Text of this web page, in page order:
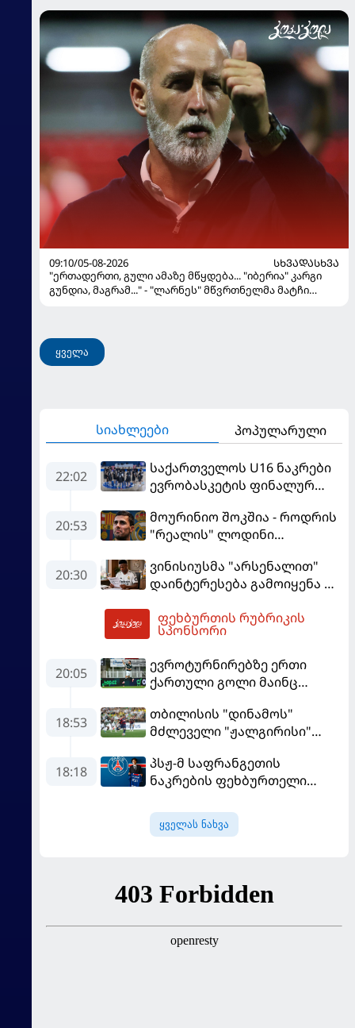
09:10/05-08-2026
ᲡᲮᲕᲐᲓᲐᲡᲮᲕᲐ
"ერთადერთი, გული ამაზე მწყდება... "იბერია" კარგი
გუნდია, მაგრამ..." - "ლარნეს" მწვრთნელმა მატჩი
ყველა
სიახლეები პოპულარული
22:02
საქართველოს U16 ნაკრები
ევრობასკეტის ფინალურ
ასპარეზობას იწყებს
20:53
მოურინიო შოკშია - როდრის
"რეალის" ლოდინი
"ბარსელონაში" გადადის
20:30
ვინისიუსმა "არსენალით"
დაინტერესება გამოიყენა და
მომგებიანად გააგრძელა
ფეხბურთის რუბრიკის
სპონსორი
20:05
ევროტურნირებზე ერთი
ქართული გოლი მაინც
18:53
თბილისის "დინამოს"
მძლეველი "ჟალგირისი"
განადგურდა
18:18
პსჟ-მ საფრანგეთის
ნაკრების ფეხბურთელი
ყველას ნახვა